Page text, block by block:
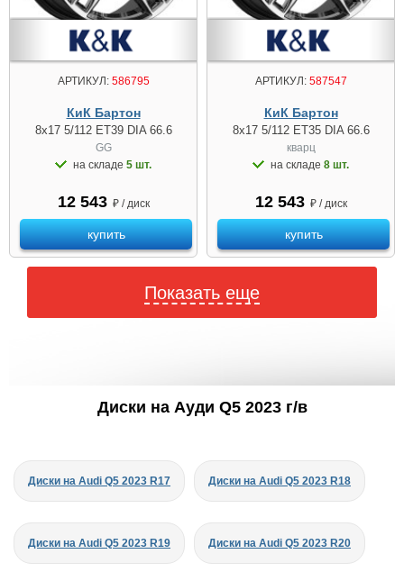
АРТИКУЛ:586795
КиК Бартон
8x17 5/112 ET39 DIA 66.6
GG
на складе 5 шт.
12 543 ₽ / диск
купить
АРТИКУЛ:587547
КиК Бартон
8x17 5/112 ET35 DIA 66.6
кварц
на складе 8 шт.
12 543 ₽ / диск
купить
Показать еще
Диски на Ауди Q5 2023 г/в
Диски на Audi Q5 2023 R17 Диски на Audi Q5 2023 R18
Диски на Audi Q5 2023 R19 Диски на Audi Q5 2023 R20